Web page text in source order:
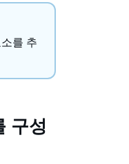
를 추
구성